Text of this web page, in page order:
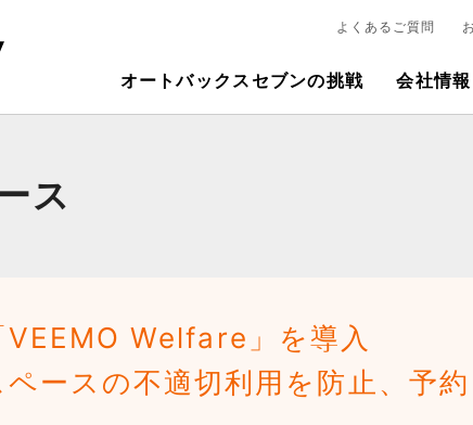
ス
VEEMO Welfare」を導入
ースの不適切利用を防止、予
よくあるご質問
オートバックスセブンの挑戦 会社情報